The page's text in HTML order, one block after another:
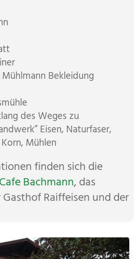
Bekleidung
des Weges zu
Eisen, Naturfaser,
Mühlen
finden sich die
Bachmann, das
Raiffeisen und der